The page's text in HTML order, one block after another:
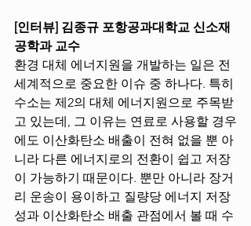
[인터뷰] 김종규 포항공과대학교 신소재
공학과 교수
환경 대체 에너지원을 개발하는 일은 전
세계적으로 중요한 이슈 중 하나다. 특히
수소는 제2의 대체 에너지원으로 주목받
고 있는데, 그 이유는 연료로 사용할 경우
에도 이산화탄소 배출이 전혀 없을 뿐 아
니라 다른 에너지로의 전환이 쉽고 저장
이 가능하기 때문이다. 뿐만 아니라 장거
리 운송이 용이하고 질량당 에너지 저장
성과 이산화탄소 배출 관점에서 볼 때 수